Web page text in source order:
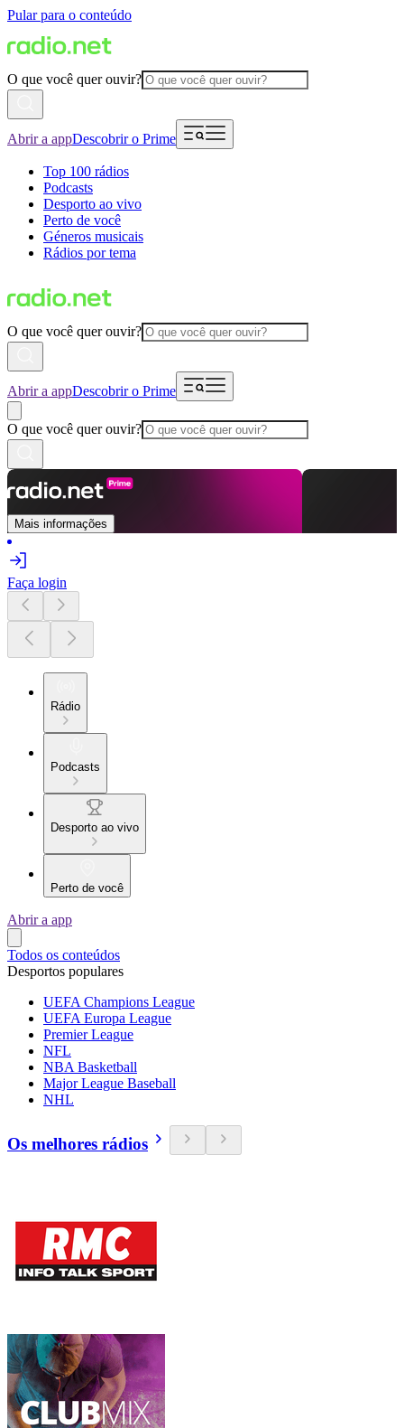
Pular para o conteúdo
O que você quer ouvir?
Abrir a appDescobrir o Prime
Top 100 rádios
Podcasts
Desporto ao vivo
Perto de você
Géneros musicais
Rádios por tema
O que você quer ouvir?
Abrir a appDescobrir o Prime
O que você quer ouvir?
Mais informações
Faça login
Rádio
Podcasts
Desporto ao vivo
Perto de você
Abrir a app
Todos os conteúdos
Desportos populares
UEFA Champions League
UEFA Europa League
Premier League
NFL
NBA Basketball
Major League Baseball
NHL
Os melhores rádios